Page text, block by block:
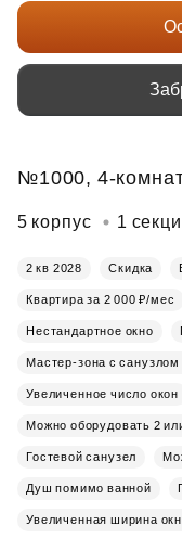
№1000, 4-
5 корпус 1
2 кв 2028 Скидка
Квартира за 2 000 ₽/мес
Нестандартное окно
Мастер-зона с санузлом
Увеличенное число окон
Можно оборудовать 2
Гостевой санузел
Душ помимо ванной
Увеличенная ширина